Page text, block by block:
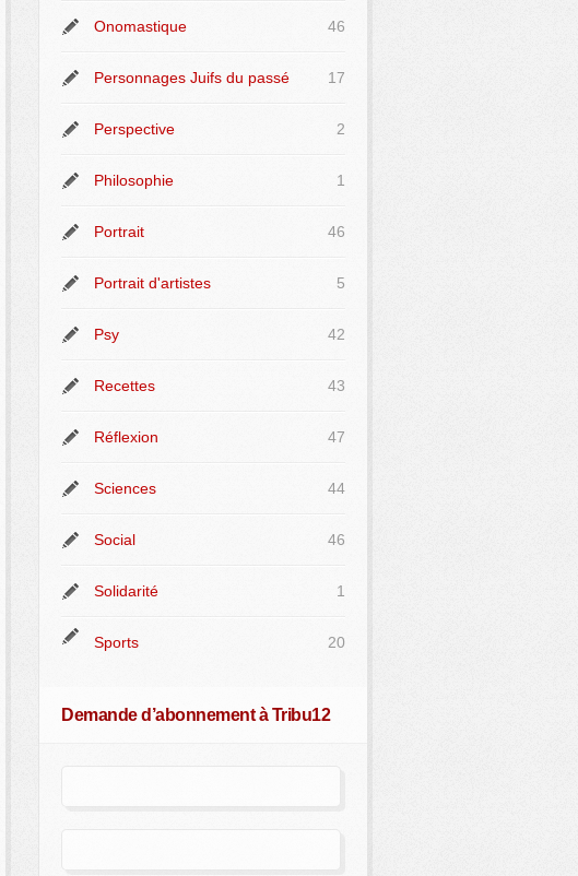
Onomastique 46
Personnages Juifs du passé 17
Perspective 2
Philosophie 1
Portrait 46
Portrait d'artistes 5
Psy 42
Recettes 43
Réflexion 47
Sciences 44
Social 46
Solidarité 1
Sports 20
Demande d’abonnement à Tribu12